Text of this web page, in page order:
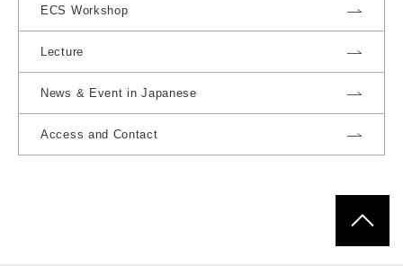
ECS Workshop
Lecture
News & Event in Japanese
Access and Contact